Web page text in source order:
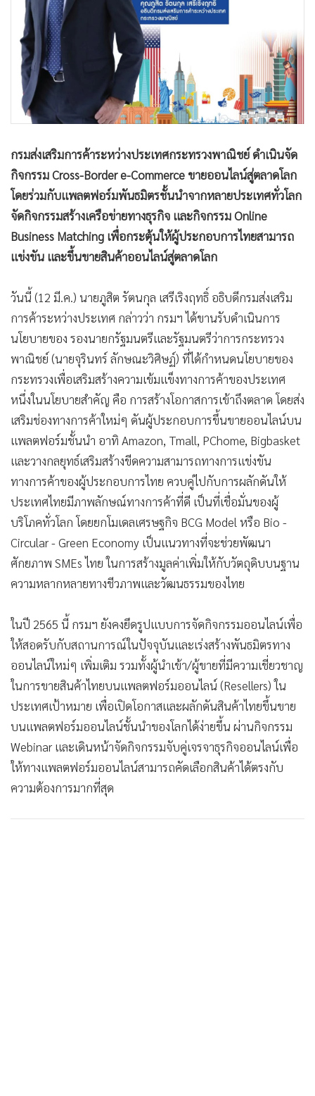
ต่างประเทศ
Special Scoop
เศรษฐกิจ-ธุรกิจ
จีน
ชุมชน-คุณภาพชีวิต
อาชญากรรม
• เกม
• วิทยาศาสตร์
• SMEs
อินโดจีน
• Celeb Online
• Factcheck
• ญี่ปุ่น
• News1
• Gotomanager
กรมส่งเสริมการค้าระหว่างประเทศกระทรวงพาณิชย์ ดำเนินจัด
กิจกรรม Cross-Border e-Commerce ขายออนไลน์สู่ตลาดโลก
โดยร่วมกับแพลตฟอร์มพันธมิตรชั้นนำจากหลายประเทศทั่วโลก
จัดกิจกรรมสร้างเครือข่ายทางธุรกิจ และกิจกรรม Online
Business Matching เพื่อกระตุ้นให้ผู้ประกอบการไทยสามารถ
แข่งขัน และขึ้นขายสินค้าออนไลน์สู่ตลาดโลก
วันนี้ (12 มี.ค.) นายภูสิต รัตนกุล เสรีเริงฤทธิ์ อธิบดีกรมส่งเสริม
การค้าระหว่างประเทศ กล่าวว่า กรมฯ ได้ขานรับดำเนินการ
นโยบายของ รองนายกรัฐมนตรีและรัฐมนตรีว่าการกระทรวง
พาณิชย์ (นายจุรินทร์ ลักษณะวิศิษฏ์) ที่ได้กำหนดนโยบายของ
กระทรวงเพื่อเสริมสร้างความเข้มแข็งทางการค้าของประเทศ
หนึ่งในนโยบายสำคัญ คือ การสร้างโอกาสการเข้าถึงตลาด โดยส่ง
เสริมช่องทางการค้าใหม่ๆ ดันผู้ประกอบการขึ้นขายออนไลน์บน
แพลตฟอร์มชั้นนำ อาทิ Amazon, Tmall, PChome, Bigbasket
และวางกลยุทธ์เสริมสร้างขีดความสามารถทางการแข่งขัน
ทางการค้าของผู้ประกอบการไทย ควบคู่ไปกับการผลักดันให้
ประเทศไทยมีภาพลักษณ์ทางการค้าที่ดี เป็นที่เชื่อมั่นของผู้
บริโภคทั่วโลก โดยยกโมเดลเศรษฐกิจ BCG Model หรือ Bio -
Circular - Green Economy เป็นแนวทางที่จะช่วยพัฒนา
ศักยภาพ SMEs ไทย ในการสร้างมูลค่าเพิ่มให้กับวัตถุดิบบนฐาน
ความหลากหลายทางชีวภาพและวัฒนธรรมของไทย
ในปี 2565 นี้ กรมฯ ยังคงยึดรูปแบบการจัดกิจกรรมออนไลน์เพื่อ
ให้สอดรับกับสถานการณ์ในปัจจุบันและเร่งสร้างพันธมิตรทาง
ออนไลน์ใหม่ๆ เพิ่มเติม รวมทั้งผู้นำเข้า/ผู้ขายที่มีความเชี่ยวชาญ
ในการขายสินค้าไทยบนแพลตฟอร์มออนไลน์ (Resellers) ใน
ประเทศเป้าหมาย เพื่อเปิดโอกาสและผลักดันสินค้าไทยขึ้นขาย
บนแพลตฟอร์มออนไลน์ชั้นนำของโลกได้ง่ายขึ้น ผ่านกิจกรรม
Webinar และเดินหน้าจัดกิจกรรมจับคู่เจรจาธุรกิจออนไลน์เพื่อ
ให้ทางแพลตฟอร์มออนไลน์สามารถคัดเลือกสินค้าได้ตรงกับ
ความต้องการมากที่สุด